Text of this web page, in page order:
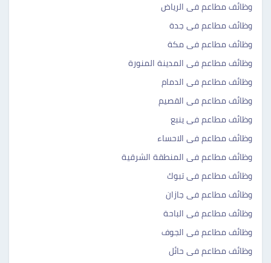
وظائف مطاعم فى الرياض
وظائف مطاعم فى جدة
وظائف مطاعم فى مكة
وظائف مطاعم فى المدينة المنورة
وظائف مطاعم فى الدمام
وظائف مطاعم فى القصيم
وظائف مطاعم فى ينبع
وظائف مطاعم فى الاحساء
وظائف مطاعم فى المنطقة الشرقية
وظائف مطاعم فى تبوك
وظائف مطاعم فى جازان
وظائف مطاعم فى الباحة
وظائف مطاعم فى الجوف
وظائف مطاعم فى حائل